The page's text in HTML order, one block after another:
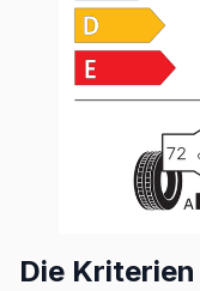
Die